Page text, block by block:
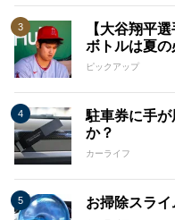
【大谷翔平
ボトルは夏の
ピックアップ
駐車券に手
か？
カーライフ
お掃除スラ